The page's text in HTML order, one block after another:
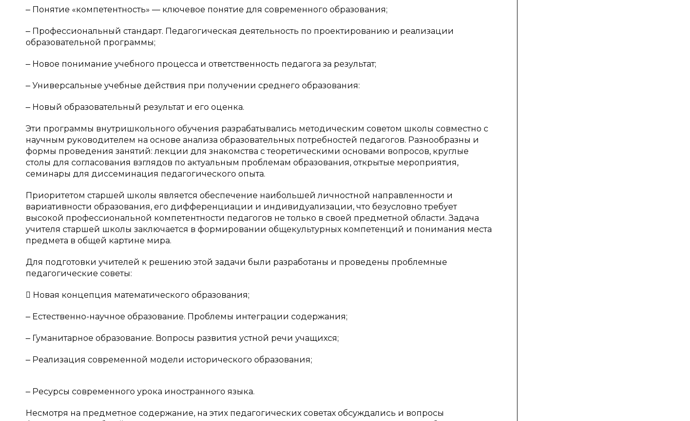
‒ Понятие «компетентность» — ключевое понятие для современного образования;
‒ Профессиональный стандарт. Педагогическая деятельность по проектированию и реализации
образовательной программы;
‒ Новое понимание учебного процесса и ответственность педагога за результат;
‒ Универсальные учебные действия при получении среднего образования:
‒ Новый образовательный результат и его оценка.
Эти программы внутришкольного обучения разрабатывались методическим советом школы совместно с
научным руководителем на основе анализа образовательных потребностей педагогов. Разнообразны и
формы проведения занятий: лекции для знакомства с теоретическими основами вопросов, круглые
столы для согласования взглядов по актуальным проблемам образования, открытые мероприятия,
семинары для диссеминация педагогического опыта.
Приоритетом старшей школы является обеспечение наибольшей личностной направленности и
вариативности образования, его дифференциации и индивидуализации, что безусловно требует
высокой профессиональной компетентности педагогов не только в своей предметной области. Задача
учителя старшей школы заключается в формировании общекультурных компетенций и понимания места
предмета в общей картине мира.
Для подготовки учителей к решению этой задачи были разработаны и проведены проблемные
педагогические советы:
 Новая концепция математического образования;
‒ Естественно-научное образование. Проблемы интеграции содержания;
‒ Гуманитарное образование. Вопросы развития устной речи учащихся;
‒ Реализация современной модели исторического образования;
‒ Ресурсы современного урока иностранного языка.
Несмотря на предметное содержание, на этих педагогических советах обсуждались и вопросы